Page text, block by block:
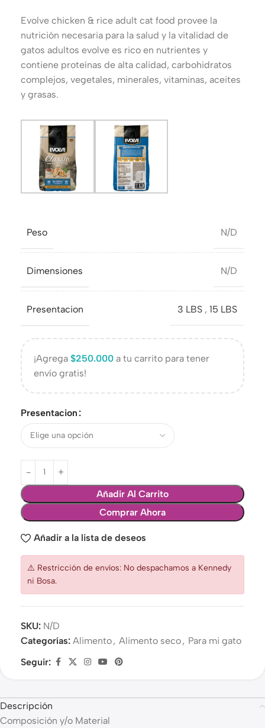
Evolve chicken & rice adult cat food provee la
nutrición necesaria para la salud y la vitalidad de
gatos adultos evolve es rico en nutrientes y
contiene proteínas de alta calidad, carbohidratos
complejos, vegetales, minerales, vitaminas, aceites
y grasas.
Peso N/D
Dimensiones N/D
Presentacion 3 LBS , 15 LBS
¡Agrega $250.000 a tu carrito para tener
envío gratis!
Presentacion
Añadir Al Carrito
Comprar Ahora
Añadir a la lista de deseos
⚠️ Restricción de envíos: No despachamos a Kennedy
ni Bosa.
SKU: N/D
Categorías: Alimento, Alimento seco, Para mi gato
Seguir:
Descripción
Composición y/o Material